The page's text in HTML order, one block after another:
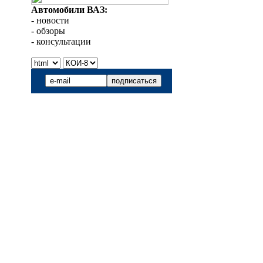
Автомобили ВАЗ:
- новости
- обзоры
- консультации